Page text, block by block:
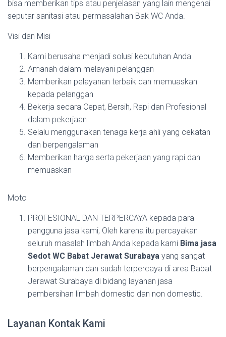
bisa memberikan tips atau penjelasan yang lain mengenai
seputar sanitasi atau permasalahan Bak WC Anda.
Visi dan Misi
Kami berusaha menjadi solusi kebutuhan Anda
Amanah dalam melayani pelanggan
Memberikan pelayanan terbaik dan memuaskan
kepada pelanggan
Bekerja secara Cepat, Bersih, Rapi dan Profesional
dalam pekerjaan
Selalu menggunakan tenaga kerja ahli yang cekatan
dan berpengalaman
Memberikan harga serta pekerjaan yang rapi dan
memuaskan
Moto
PROFESIONAL DAN TERPERCAYA kepada para
pengguna jasa kami, Oleh karena itu percayakan
seluruh masalah limbah Anda kepada kami Bima jasa
Sedot WC Babat Jerawat Surabaya yang sangat
berpengalaman dan sudah terpercaya di area Babat
Jerawat Surabaya di bidang layanan jasa
pembersihan limbah domestic dan non domestic.
Layanan Kontak Kami